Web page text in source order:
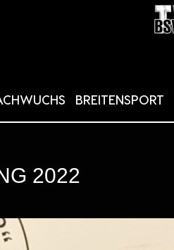
BREITENSPORT
2022